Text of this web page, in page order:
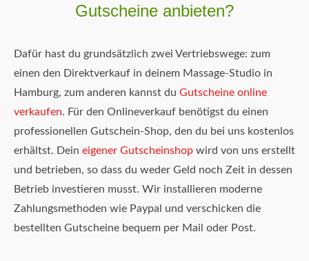
Gutscheine anbieten?
Dafür hast du grundsätzlich zwei Vertriebswege: zum
einen den Direktverkauf in deinem Massage-Studio in
Hamburg, zum anderen kannst du Gutscheine online
verkaufen. Für den Onlineverkauf benötigst du einen
professionellen Gutschein-Shop, den du bei uns kostenlos
erhältst. Dein eigener Gutscheinshop wird von uns erstellt
und betrieben, so dass du weder Geld noch Zeit in dessen
Betrieb investieren musst. Wir installieren moderne
Zahlungsmethoden wie Paypal und verschicken die
bestellten Gutscheine bequem per Mail oder Post.